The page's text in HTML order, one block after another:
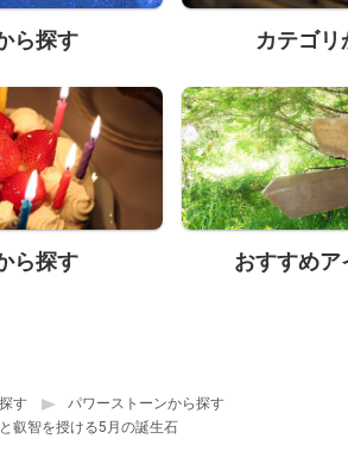
ら探す カテゴリ
ら探す おすすめア
す
パワーストーンから探す
叡智を授ける5月の誕生石